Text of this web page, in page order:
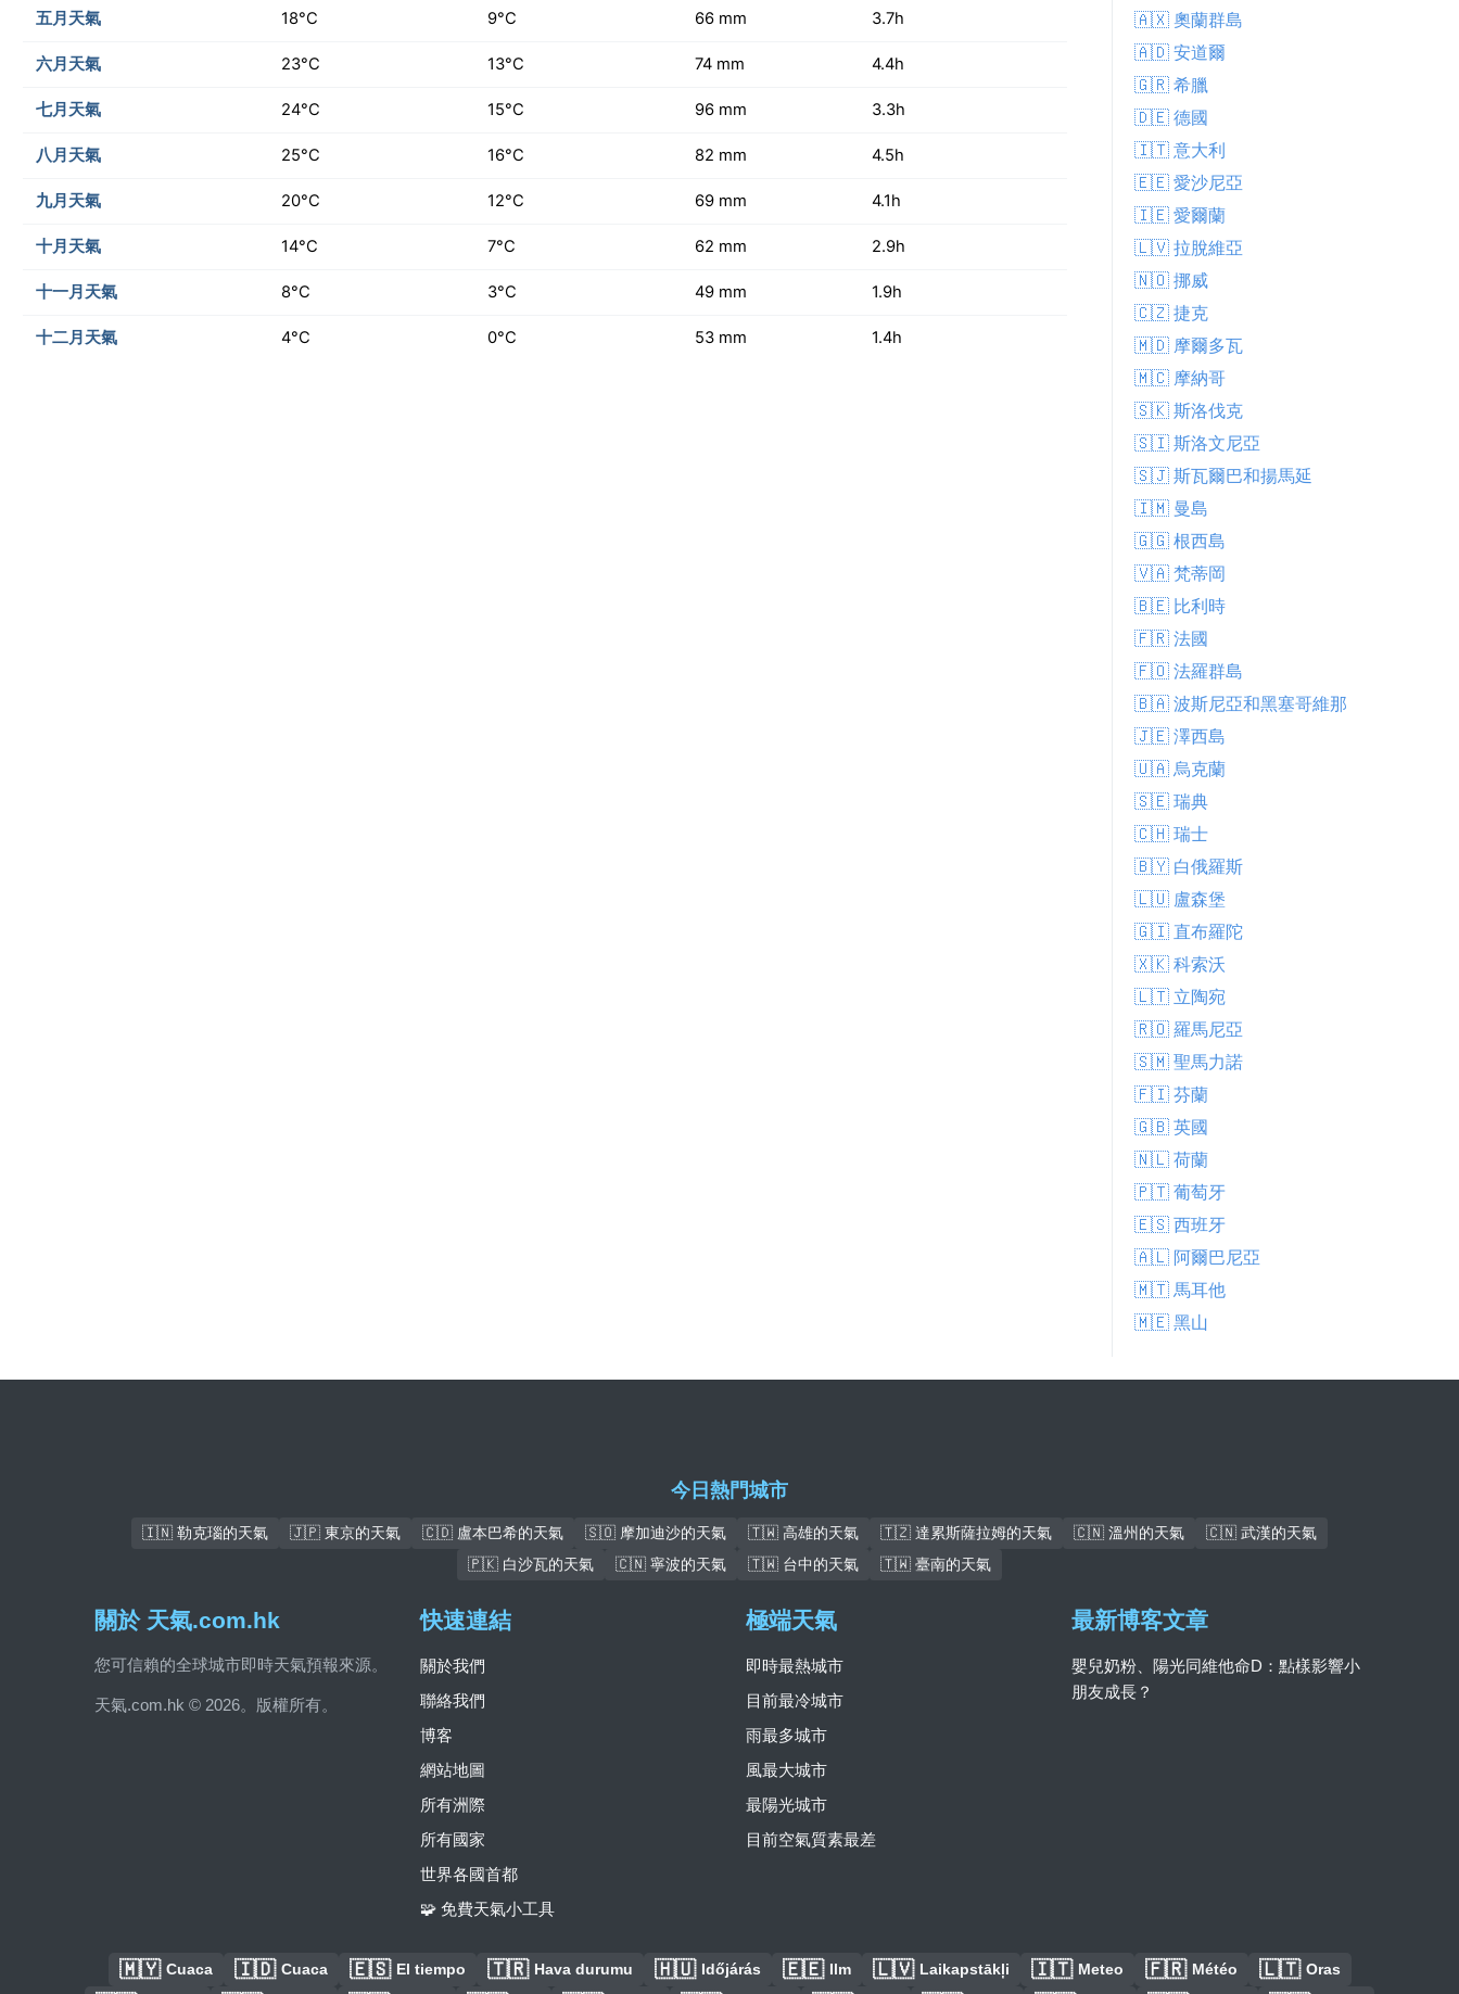
五月天氣 18°C 9°C 66 mm 3.7h
六月天氣 23°C 13°C 74 mm 4.4h
七月天氣 24°C 15°C 96 mm 3.3h
八月天氣 25°C 16°C 82 mm 4.5h
九月天氣 20°C 12°C 69 mm 4.1h
十月天氣 14°C 7°C 62 mm 2.9h
十一月天氣 8°C 3°C 49 mm 1.9h
十二月天氣 4°C 0°C 53 mm 1.4h
🇦🇽 奧蘭群島
🇦🇩 安道爾
🇬🇷 希臘
🇩🇪 德國
🇮🇹 意大利
🇪🇪 愛沙尼亞
🇮🇪 愛爾蘭
🇱🇻 拉脫維亞
🇳🇴 挪威
🇨🇿 捷克
🇲🇩 摩爾多瓦
🇲🇨 摩納哥
🇸🇰 斯洛伐克
🇸🇮 斯洛文尼亞
🇸🇯 斯瓦爾巴和揚馬延
🇮🇲 曼島
🇬🇬 根西島
🇻🇦 梵蒂岡
🇧🇪 比利時
🇫🇷 法國
🇫🇴 法羅群島
🇧🇦 波斯尼亞和黑塞哥維那
🇯🇪 澤西島
🇺🇦 烏克蘭
🇸🇪 瑞典
🇨🇭 瑞士
🇧🇾 白俄羅斯
🇱🇺 盧森堡
🇬🇮 直布羅陀
🇽🇰 科索沃
🇱🇹 立陶宛
🇷🇴 羅馬尼亞
🇸🇲 聖馬力諾
🇫🇮 芬蘭
🇬🇧 英國
🇳🇱 荷蘭
🇵🇹 葡萄牙
🇪🇸 西班牙
🇦🇱 阿爾巴尼亞
🇲🇹 馬耳他
🇲🇪 黑山
今日熱門城市
🇮🇳 勒克瑙的天氣 🇯🇵 東京的天氣 🇨🇩 盧本巴希的天氣 🇸🇴 摩加迪沙的天氣 🇹🇼 高雄的天氣 🇹🇿 達累斯薩拉姆的天氣 🇨🇳 溫州的天氣
🇨🇳 武漢的天氣
🇵🇰 白沙瓦的天氣
🇨🇳 寧波的天氣 🇹🇼 台中的天氣 🇹🇼 臺南的天氣
關於 天氣.com.hk
您可信賴的全球城市即時天氣預報來源。
天氣.com.hk © 2026。版權所有。
快速連結
關於我們
聯絡我們
博客
網站地圖
所有洲際
所有國家
世界各國首都
🧩 免費天氣小工具
極端天氣
即時最熱城市
目前最冷城市
雨最多城市
風最大城市
最陽光城市
目前空氣質素最差
最新博客文章
嬰兒奶粉、陽光同維他命D：點樣影響小
朋友成長？
🇲🇾 Cuaca 🇮🇩 Cuaca 🇪🇸 El tiempo 🇹🇷 Hava durumu 🇭🇺 Időjárás 🇪🇪 Ilm 🇱🇻 Laikapstākļi 🇮🇹 Meteo 🇫🇷 Météo 🇱🇹 Oras